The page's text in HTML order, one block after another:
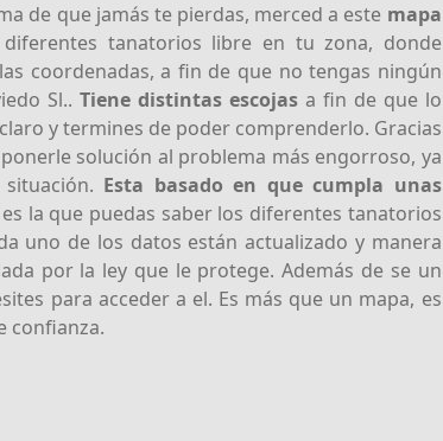
de que jamás te pierdas, merced a este mapa
tanatorios libre en tu zona, donde
coordenadas, a fin de que no tengas ningún
Sl..Tiene distintas escojasa fin de que lo
y termines de poder comprenderlo. Gracias
solución al problema más engorroso, ya
Esta basado en que cumpla unas
la que puedas saber los diferentes tanatorios
uno de los datos están actualizado y manera
por la ley que le protege. Además de se un
para acceder a el. Es más que un mapa, es
confianza.